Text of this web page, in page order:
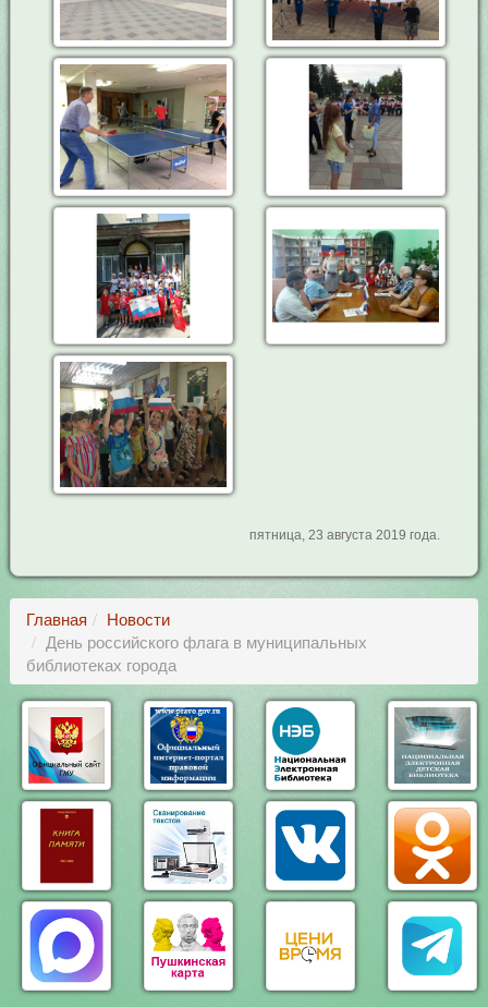
пятница, 23 августа 2019 года.
Главная
Новости
День российского флага в муниципальных
библиотеках города